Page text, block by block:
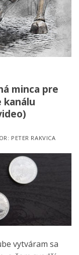
minca pre
kanálu
PETER RAKVICA
vytváram sa